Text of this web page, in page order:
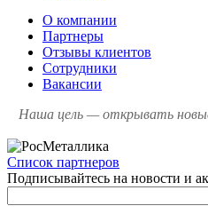
О компании
Партнеры
Отзывы клиентов
Сотрудники
Вакансии
Наша цель — открывать
Список партнеров
Подписывайтесь на новости и